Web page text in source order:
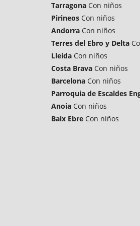
Tarragona Con niños
Pirineos Con niños
Andorra Con niños
Terres del Ebro y Delta
Lleida Con niños
Costa Brava Con niños
Barcelona Con niños
Parroquia de Escaldes
Anoia Con niños
Baix Ebre Con niños